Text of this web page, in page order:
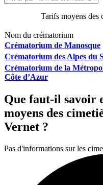
Tarifs moyens des
Nom du crématorium
Crématorium de Manosque
Crématorium des Alpes du
Crématorium de la
Côte d’Azur
Que faut-il savoir
moyens des
Vernet ?
Pas d'informations sur les